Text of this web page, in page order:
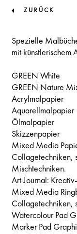
ZURÜCK
Spezielle
mit künstlerischem
GREEN White
GREEN Nature
Acrylmalpapier
Aquarellmalpapier
Ölmalpapier
Skizzenpapier
Mixed Media
Collagetechniken,
Mischtechniken.
Art Journal:
Mixed Media
Collagetechniken,
Watercolour Pad
Marker Pad